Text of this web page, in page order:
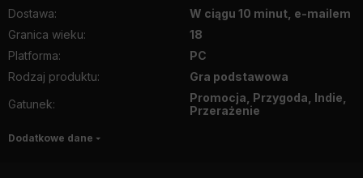
Dostawa:
W ciągu 10 minut, e-mailem
Granica wieku:
18
Platforma:
PC
Rodzaj produktu:
Gra podstawowa
Gatunek:
Promocja, Przygoda, Indie,
Przerażenie
Dodatkowe dane